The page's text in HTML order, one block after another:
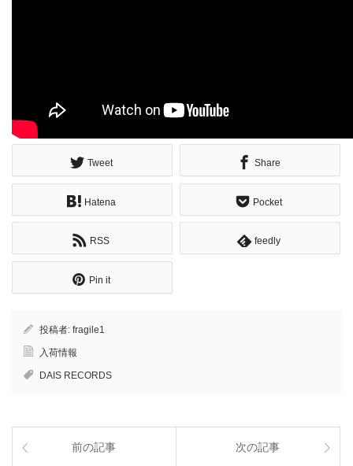
Tweet Share
Hatena Pocket
RSS feedly
Pin it
投稿者: fragile1
入荷情報
DAIS RECORDS
前の記事 次の記事